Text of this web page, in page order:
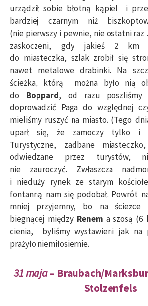
urządził sobie błotną kąpiel i
bardziej czarnym niż
(nie pierwszy i pewnie, nie ostatni
zaskoczeni, gdy jakieś 2 km
do miasteczka, szlak zrobił się
nawet metalowe drabinki. Na
ścieżka, którą można było nią
do Boppard, od razu poszliśmy
doprowadzić Paga do względnej
mieliśmy ruszyć na miasto. (Tego
uparł się, że zamoczy tylko i
Turystyczne, zadbane
odwiedzane przez turystów,
nie zauroczyć. Zwłaszcza
i nieduży rynek ze starym
fontanną nam się podobał. Powrót
mniej przyjemny, bo na ścieżce
biegnącej między Renem a szosą (6
cienia, byliśmy wystawieni jak na
prażyło niemiłosiernie.
31 maja– Braubach/
Stolzenfels